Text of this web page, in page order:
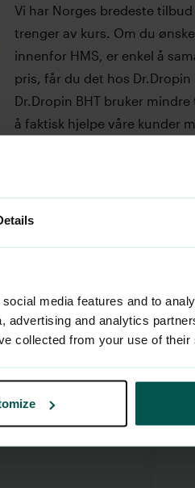
media features and to
advertising and analytics
collected from your use of
Vi har Norges bredeste
trenger av kurs. Om du
innenfor HMS, er enkel å
pris, får du det hos
Dr.Dropin BHT bruker
å faktisk hjelpe våre kunder
tett med Svenn for å sikre
derfor tilbyr vi 15% avslag
bedriften: 1250,–